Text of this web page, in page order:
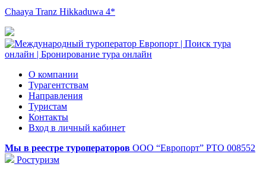
Chaaya Tranz Hikkaduwa 4*
О компании
Турагентствам
Направления
Туристам
Контакты
Вход в личный кабинет
Мы в реестре туроператоров ООО “Европорт” РТО 008552
Ростуризм